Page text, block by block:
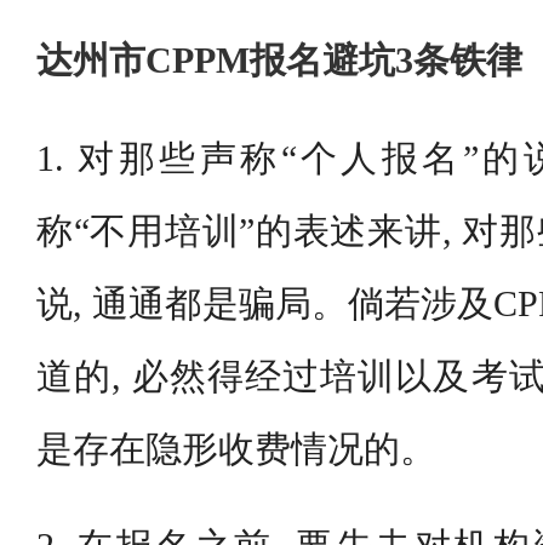
达州市CPPM报名避坑3条铁律
1. 对那些声称“个人报名”的
称“不用培训”的表述来讲, 对
说, 通通都是骗局。倘若涉及
道的, 必然得经过培训以及考
是存在隐形收费情况的。